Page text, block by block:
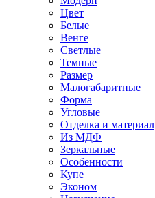
Цвет
Белые
Венге
Светлые
Темные
Размер
Малогабаритные
Форма
Угловые
Отделка и материал
Из МДФ
Зеркальные
Особенности
Купе
Эконом